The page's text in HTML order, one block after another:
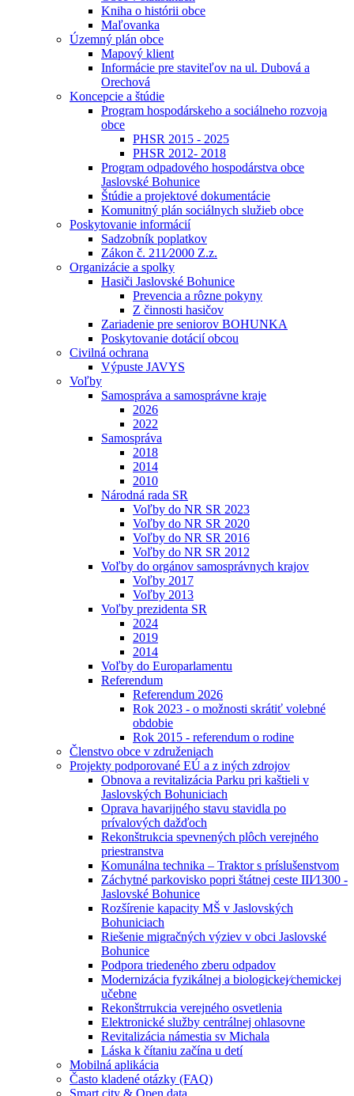
Kniha o histórii obce
Maľovanka
Územný plán obce
Mapový klient
Informácie pre staviteľov na ul. Dubová a
Orechová
Koncepcie a štúdie
Program hospodárskeho a sociálneho rozvoja
obce
PHSR 2015 - 2025
PHSR 2012- 2018
Program odpadového hospodárstva obce
Jaslovské Bohunice
Štúdie a projektové dokumentácie
Komunitný plán sociálnych služieb obce
Poskytovanie informácií
Sadzobník poplatkov
Zákon č. 211⁄2000 Z.z.
Organizácie a spolky
Hasiči Jaslovské Bohunice
Prevencia a rôzne pokyny
Z činnosti hasičov
Zariadenie pre seniorov BOHUNKA
Poskytovanie dotácií obcou
Civilná ochrana
Výpuste JAVYS
Voľby
Samospráva a samosprávne kraje
2026
2022
Samospráva
2018
2014
2010
Národná rada SR
Voľby do NR SR 2023
Voľby do NR SR 2020
Voľby do NR SR 2016
Voľby do NR SR 2012
Voľby do orgánov samosprávnych krajov
Voľby 2017
Voľby 2013
Voľby prezidenta SR
2024
2019
2014
Voľby do Europarlamentu
Referendum
Referendum 2026
Rok 2023 - o možnosti skrátiť volebné
obdobie
Rok 2015 - referendum o rodine
Členstvo obce v združeniach
Projekty podporované EÚ a z iných zdrojov
Obnova a revitalizácia Parku pri kaštieli v
Jaslovských Bohuniciach
Oprava havarijného stavu stavidla po
prívalových dažďoch
Rekonštrukcia spevnených plôch verejného
priestranstva
Komunálna technika – Traktor s príslušenstvom
Záchytné parkovisko popri štátnej ceste III⁄1300 -
Jaslovské Bohunice
Rozšírenie kapacity MŠ v Jaslovských
Bohuniciach
Riešenie migračných výziev v obci Jaslovské
Bohunice
Podpora triedeného zberu odpadov
Modernizácia fyzikálnej a biologickej⁄chemickej
učebne
Rekonštrrukcia verejného osvetlenia
Elektronické služby centrálnej ohlasovne
Revitalizácia námestia sv Michala
Láska k čítaniu začína u detí
Mobilná aplikácia
Často kladené otázky (FAQ)
Smart city & Open data